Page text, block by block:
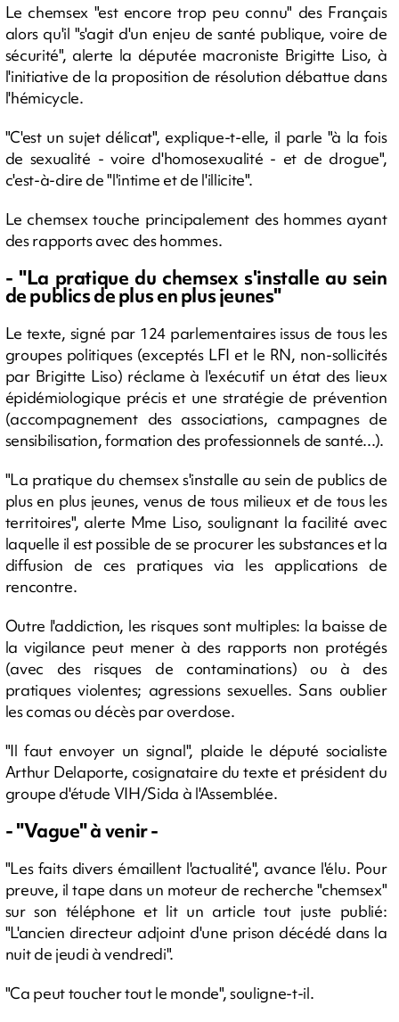
Le chemsex "est encore trop peu connu" des Français
alors qu'il "s'agit d'un enjeu de santé publique, voire de
sécurité", alerte la députée macroniste Brigitte Liso, à
l'initiative de la proposition de résolution débattue dans
l'hémicycle.
"C'est un sujet délicat", explique-t-elle, il parle "à la fois
de sexualité - voire d'homosexualité - et de drogue",
c'est-à-dire de "l'intime et de l'illicite".
Le chemsex touche principalement des hommes ayant
des rapports avec des hommes.
- "La pratique du chemsex s'installe au sein
de publics de plus en plus jeunes"
Le texte, signé par 124 parlementaires issus de tous les
groupes politiques (exceptés LFI et le RN, non-sollicités
par Brigitte Liso) réclame à l'exécutif un état des lieux
épidémiologique précis et une stratégie de prévention
(accompagnement des associations, campagnes de
sensibilisation, formation des professionnels de santé...).
"La pratique du chemsex s'installe au sein de publics de
plus en plus jeunes, venus de tous milieux et de tous les
territoires", alerte Mme Liso, soulignant la facilité avec
laquelle il est possible de se procurer les substances et la
diffusion de ces pratiques via les applications de
rencontre.
Outre l'addiction, les risques sont multiples: la baisse de
la vigilance peut mener à des rapports non protégés
(avec des risques de contaminations) ou à des
pratiques violentes; agressions sexuelles. Sans oublier
les comas ou décès par overdose.
"Il faut envoyer un signal", plaide le député socialiste
Arthur Delaporte, cosignataire du texte et président du
groupe d'étude VIH/Sida à l'Assemblée.
- "Vague" à venir -
"Les faits divers émaillent l'actualité", avance l'élu. Pour
preuve, il tape dans un moteur de recherche "chemsex"
sur son téléphone et lit un article tout juste publié:
"L'ancien directeur adjoint d'une prison décédé dans la
nuit de jeudi à vendredi".
"Ca peut toucher tout le monde", souligne-t-il.